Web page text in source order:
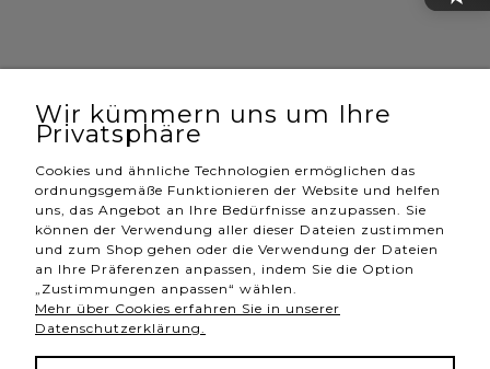
Wojciecha Korfantego 64, 40-161 Katowice |
shop@hannahstore.pl
vollversion der webseite
UNSERE ABZEICHEN
Abzeichen werden vergeben von
Wir kümmern uns um Ihre
Privatsphäre
Cookies und ähnliche Technologien ermöglichen das
ordnungsgemäße Funktionieren der Website und helfen
uns, das Angebot an Ihre Bedürfnisse anzupassen. Sie
können der Verwendung aller dieser Dateien zustimmen
und zum Shop gehen oder die Verwendung der Dateien
an Ihre Präferenzen anpassen, indem Sie die Option
„Zustimmungen anpassen“ wählen.
Mehr über Cookies erfahren Sie in unserer
Datenschutzerklärung.